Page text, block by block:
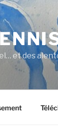
et des